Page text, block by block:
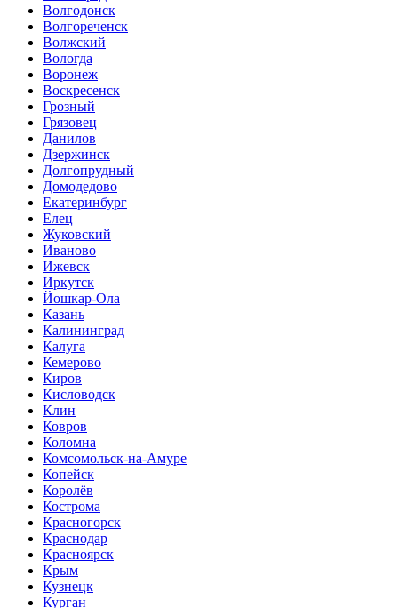
Волгодонск
Волгореченск
Волжский
Вологда
Воронеж
Воскресенск
Грозный
Грязовец
Данилов
Дзержинск
Долгопрудный
Домодедово
Екатеринбург
Елец
Жуковский
Иваново
Ижевск
Иркутск
Йошкар-Ола
Казань
Калининград
Калуга
Кемерово
Киров
Кисловодск
Клин
Ковров
Коломна
Комсомольск-на-Амуре
Копейск
Королёв
Кострома
Красногорск
Краснодар
Красноярск
Крым
Кузнецк
Курган